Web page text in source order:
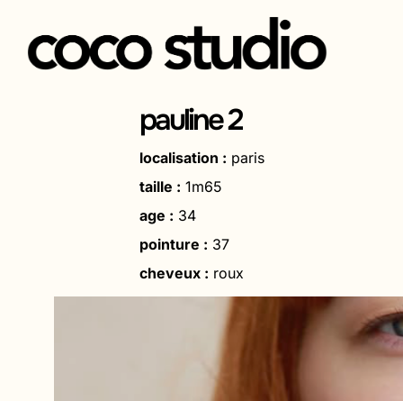
Aller
pauline 2
localisation : paris
taille : 1m65
age : 34
pointure : 37
cheveux : roux